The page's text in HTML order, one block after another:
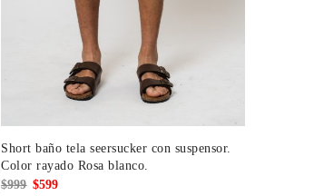
Short baño tela seersucker con suspensor.
Color rayado Rosa blanco.
$999 El
$599El